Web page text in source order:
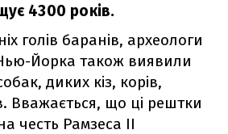
4300 років.
голів баранів, археологи
Йорка також виявили
диких кіз, корів,
Вважається, що ці рештки
честь Рамзеса II